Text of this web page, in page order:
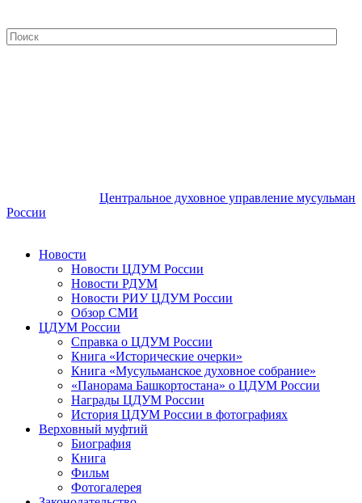
Центральное духовное управление мусульман
России
Новости
Новости ЦДУМ России
Новости РДУМ
Новости РИУ ЦДУМ России
Обзор СМИ
ЦДУМ России
Справка о ЦДУМ России
Книга «Исторические очерки»
Книга «Мусульманское духовное собрание»
«Панорама Башкортостана» о ЦДУМ России
Награды ЦДУМ России
История ЦДУМ России в фотографиях
Верховный муфтий
Биография
Книга
Фильм
Фотогалерея